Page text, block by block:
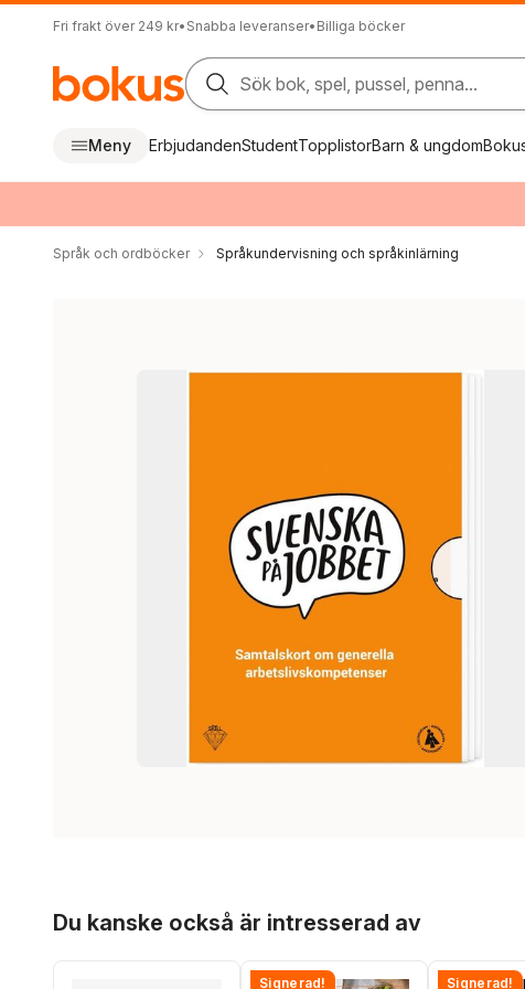
Fri frakt över 249 kr• Snabba leveranser• Billiga böcker
Sök bok, spel, pussel, penna...
Meny ErbjudandenStudentTopplistorBarn & ungdom
Språk och ordböcker Språkundervisning och språkinlärning
Du kanske också är intresserad av
Signerad! Signerad!